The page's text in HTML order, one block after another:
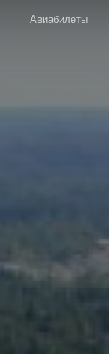
Авиабилеты